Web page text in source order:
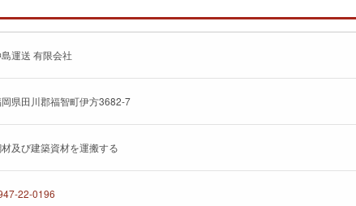
運送 有限会社
県田川郡福智町伊方3682-7
及び建築資材を運搬する
22-0196